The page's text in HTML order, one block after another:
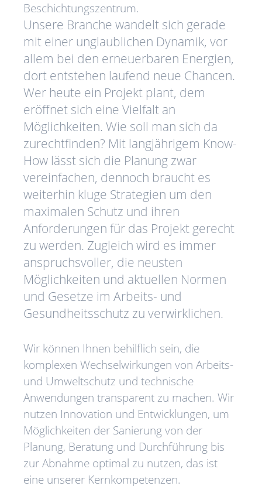
Beschichtungszentrum.
Unsere Branche wandelt sich gerade
mit einer unglaublichen Dynamik, vor
allem bei den erneuerbaren Energien,
dort entstehen laufend neue Chancen.
Wer heute ein Projekt plant, dem
eröffnet sich eine Vielfalt an
Möglichkeiten. Wie soll man sich da
zurechtfinden? Mit langjährigem Know-
How lässt sich die Planung zwar
vereinfachen, dennoch braucht es
weiterhin kluge Strategien um den
maximalen Schutz und ihren
Anforderungen für das Projekt gerecht
zu werden. Zugleich wird es immer
anspruchsvoller, die neusten
Möglichkeiten und aktuellen Normen
und Gesetze im Arbeits- und
Gesundheitsschutz zu verwirklichen.
Wir können Ihnen behilflich sein, die
komplexen Wechselwirkungen von Arbeits-
und Umweltschutz und technische
Anwendungen transparent zu machen. Wir
nutzen Innovation und Entwicklungen, um
Möglichkeiten der Sanierung von der
Planung, Beratung und Durchführung bis
zur Abnahme optimal zu nutzen, das ist
eine unserer Kernkompetenzen.